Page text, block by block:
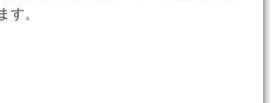
す。